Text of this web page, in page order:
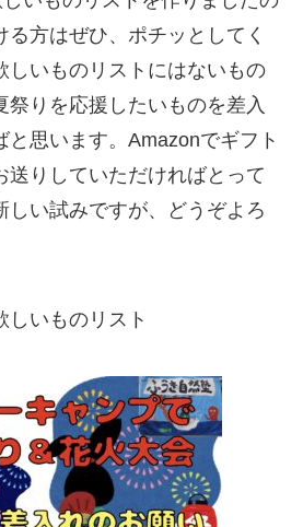
る方はぜひ、ポチッとしてく
しいものリストにはないもの
祭りを応援したいものを差入
と思います。Amazonでギフト
送りしていただければとって
しい試みですが、どうぞよろ
しいものリスト